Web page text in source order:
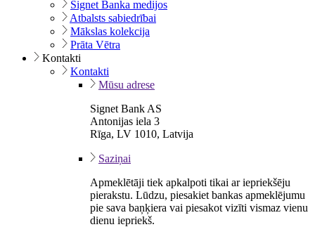
Signet Banka medijos
Atbalsts sabiedrībai
Mākslas kolekcija
Prāta Vētra
Kontakti
Kontakti
Mūsu adrese
Signet Bank AS
Antonijas iela 3
Rīga, LV 1010, Latvija
Saziņai
Apmeklētāji tiek apkalpoti tikai ar iepriekšēju
pierakstu. Lūdzu, piesakiet bankas apmeklējumu
pie sava baņķiera vai piesakot vizīti vismaz vienu
dienu iepriekš.